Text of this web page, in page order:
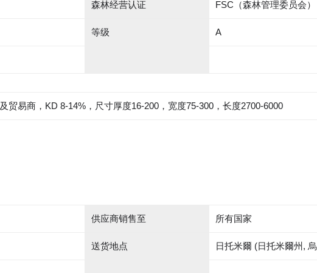
森林经营认证 FSC（森林管理委员会）
等级 A
贸易商，KD 8-14%，尺寸厚度16-200，宽度75-300，长度2700-6000
供应商销售至 所有国家
送货地点 日托米爾 (日托米爾州,